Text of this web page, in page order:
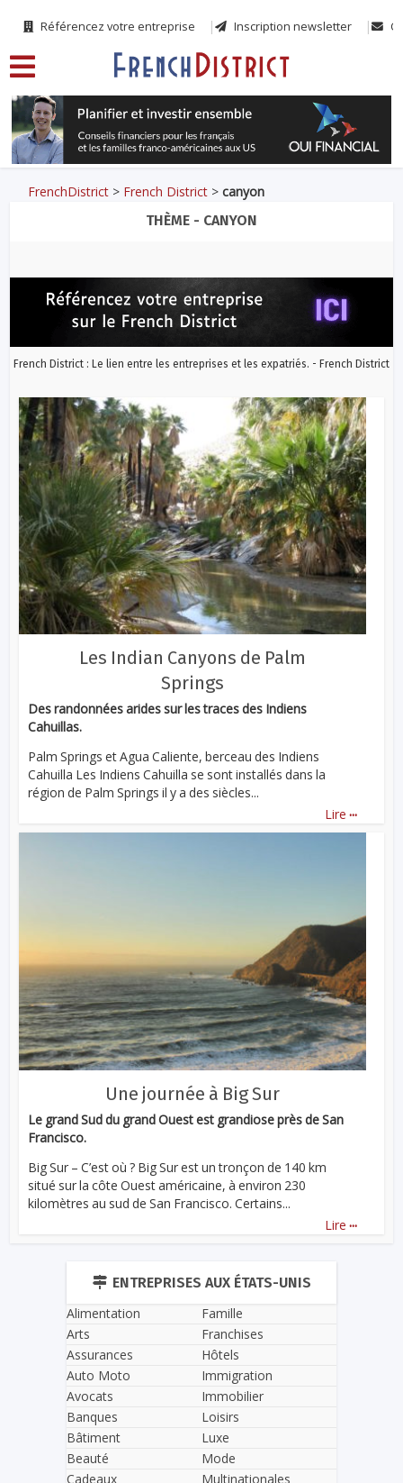
Référencez votre entreprise Inscription newsletter
FrenchDistrict > French District >canyon
THÈME - CANYON
French District : Le lien entre les entreprises et les expatriés. - French District
Les Indian Canyons de Palm
Springs
Des randonnées arides sur les traces des Indiens
Cahuillas.
Palm Springs et Agua Caliente, berceau des Indiens
Cahuilla Les Indiens Cahuilla se sont installés dans la
région de Palm Springs il y a des siècles...
Lire ...
Une journée à Big Sur
Le grand Sud du grand Ouest est grandiose près de San
Francisco.
Big Sur – C’est où ? Big Sur est un tronçon de 140 km
situé sur la côte Ouest américaine, à environ 230
kilomètres au sud de San Francisco. Certains...
Lire ...
ENTREPRISES AUX ÉTATS-UNIS
Alimentation
Arts
Assurances
Auto Moto
Avocats
Banques
Bâtiment
Beauté
Cadeaux
Famille
Franchises
Hôtels
Immigration
Immobilier
Loisirs
Luxe
Mode
Multinationales